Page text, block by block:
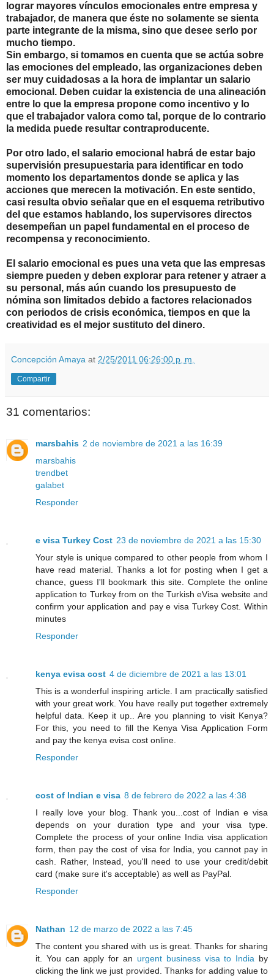
lograr mayores vínculos emocionales entre empresa y
trabajador, de manera que éste no solamente se sienta
parte integrante de la misma, sino que desee serlo por
mucho tiempo.
Sin embargo, si tomamos en cuenta que se actúa sobre
las emociones del empleado, las organizaciones deben
ser muy cuidadosas a la hora de implantar un salario
emocional. Deben cuidar la existencia de una alineación
entre lo que la empresa propone como incentivo y lo
que el trabajador valora como tal, porque de lo contrario
la medida puede resultar contraproducente.
Por otro lado, el salario emocional habrá de estar bajo
supervisión presupuestaria para identificar en todo
momento los departamentos donde se aplica y las
acciones que merecen la motivación. En este sentido,
casi resulta obvio señalar que en el esquema retributivo
del que estamos hablando, los supervisores directos
desempeñan un papel fundamental en el proceso de
recompensa y reconocimiento.
El salario emocional es pues una veta que las empresas
siempre pueden y deben explorar para retener y atraer a
su personal, más aún cuando los presupuesto de
nómina son limitados debido a factores relacionados
con periodos de crisis económica, tiempos en que la
creatividad es el mejor sustituto del dinero.
Concepción Amaya at 2/25/2011 06:26:00 p. m.
Compartir
31 comentarios:
marsbahis 2 de noviembre de 2021 a las 16:39
marsbahis
trendbet
galabet
Responder
e visa Turkey Cost 23 de noviembre de 2021 a las 15:30
Your style is unique compared to other people from whom I
have read material. Thanks a lot for posting when I get a
chance, guess I'll bookmark this site. Complete the online
application to Turkey from on the Turkish eVisa website and
confirm your application and pay e visa Turkey Cost. Within
minutes
Responder
kenya evisa cost 4 de diciembre de 2021 a las 13:01
This is a wonderful inspiring article. I am practically satisfied
with your great work. You have really put together extremely
helpful data. Keep it up.. Are you planning to visit Kenya?
For this, you need to fill the Kenya Visa Application Form
and pay the kenya evisa cost online.
Responder
cost of Indian e visa 8 de febrero de 2022 a las 4:38
I really love your blog. Thank you...cost of Indian e visa
depends on your duration type and your visa type.
Complete the process of your online India visa application
form, then pay the cost of visa for India, you cannot pay in
cash. Rather, Instead, you'll need to use your credit/debit
card (make sure it's acceptable) as well as PayPal.
Responder
Nathan 12 de marzo de 2022 a las 7:45
The content you shared with us is great. Thanks for sharing
it. You can apply for an urgent business visa to India by
clicking the link we just provided. Thanks for adding value to